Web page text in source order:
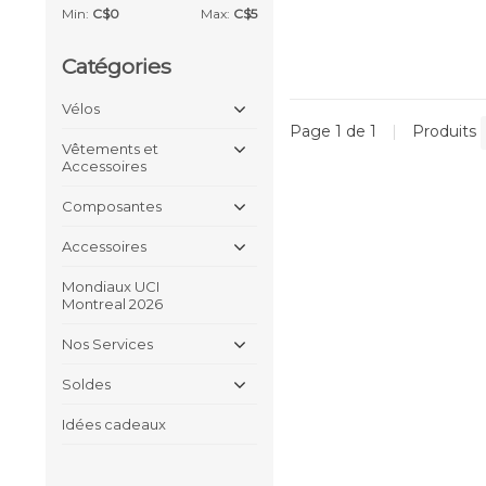
Min: C$0 Max: C$5
Catégories
Vélos
Vêtements et
Accessoires
Composantes
Accessoires
Mondiaux UCI
Montreal 2026
Nos Services
Soldes
Idées cadeaux
Page 1 de 1 | Produits